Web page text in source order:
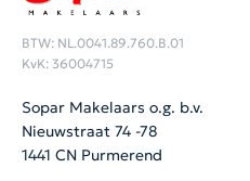
BTW: NL.0041.89.760.B.01
KvK: 36004715
Sopar Makelaars o.g. b.v.
Nieuwstraat 74 -78
1441 CN Purmerend